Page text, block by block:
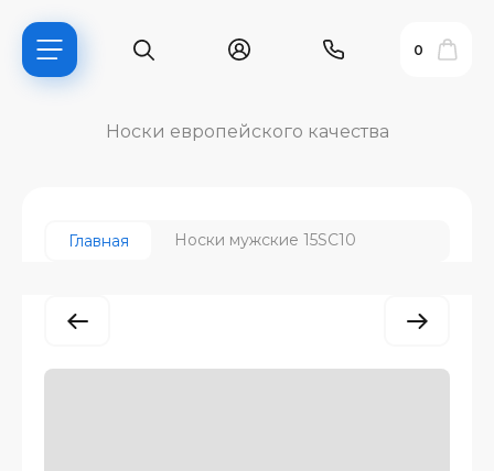
0
Носки европейского качества
Главная Носки мужские 15SC10